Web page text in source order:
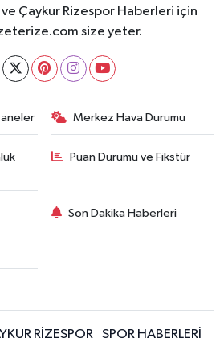
Çaykur Rizespor Haberleri için
size yeter.
Merkez Hava Durumu
Puan Durumu ve Fikstür
Son Dakika Haberleri
RİZESPOR SPOR HABERLERİ